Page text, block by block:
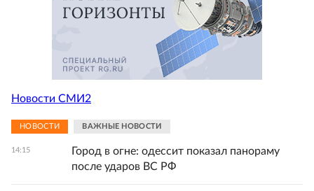
Новости СМИ2
НОВОСТИ ВАЖНЫЕ НОВОСТИ
14:15
Город в огне: одессит показал панораму
после ударов ВС РФ